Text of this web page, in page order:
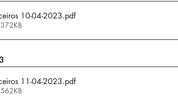
10-04-2023.pdf
372KB
11-04-2023.pdf
562KB